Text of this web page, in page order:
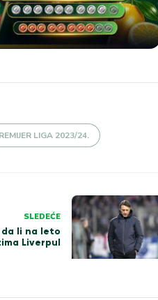
LIGA 2023/24.
SLEDEĆE
da li na leto
Liverpul